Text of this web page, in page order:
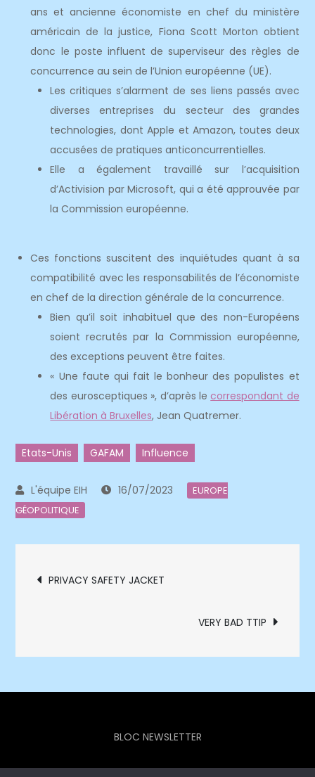
ans et ancienne économiste en chef du ministère
américain de la justice, Fiona Scott Morton obtient
donc le poste influent de superviseur des règles de
concurrence au sein de l’Union européenne (UE).
Les critiques s’alarment de ses liens passés avec
diverses entreprises du secteur des grandes
technologies, dont Apple et Amazon, toutes deux
accusées de pratiques anticoncurrentielles.
Elle a également travaillé sur l’acquisition
d’Activision par Microsoft, qui a été approuvée par
la Commission européenne.
Ces fonctions suscitent des inquiétudes quant à sa
compatibilité avec les responsabilités de l’économiste
en chef de la direction générale de la concurrence.
Bien qu’il soit inhabituel que des non-Européens
soient recrutés par la Commission européenne,
des exceptions peuvent être faites.
« Une faute qui fait le bonheur des populistes et
des eurosceptiques », d’après le correspondant de
Libération à Bruxelles, Jean Quatremer.
Etats-Unis GAFAM Influence
16/07/2023
EUROPE
GÉOPOLITIQUE
Navigation
l’article
PRIVACY SAFETY JACKET
VERY BAD TTIP
BLOC NEWSLETTER